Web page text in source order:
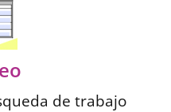
de trabajo